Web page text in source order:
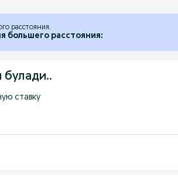
расстояния.
большего расстояния:
булади..
ставку